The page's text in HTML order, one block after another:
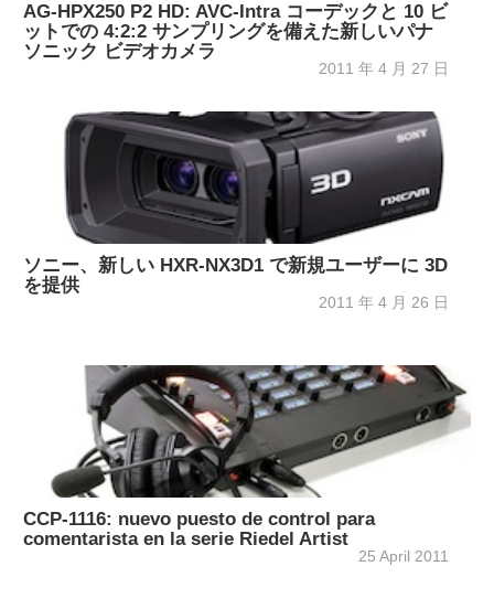
AG-HPX250 P2 HD: AVC-Intra コーデックと 10 ビ
ットでの 4:2:2 サンプリングを備えた新しいパナ
ソニック ビデオカメラ
2011 年 4 月 27 日
ソニー、新しい HXR-NX3D1 で新規ユーザーに 3D
を提供
2011 年 4 月 26 日
CCP-1116: nuevo puesto de control para
comentarista en la serie Riedel Artist
25 April 2011